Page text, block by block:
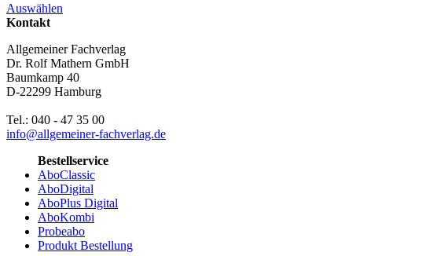
Auswählen
Kontakt
Allgemeiner Fachverlag
Dr. Rolf Mathern GmbH
Baumkamp 40
D-22299 Hamburg
Tel.: 040 - 47 35 00
info@allgemeiner-fachverlag.de
Bestellservice
AboClassic
AboDigital
AboPlus Digital
AboKombi
Probeabo
Produkt Bestellung